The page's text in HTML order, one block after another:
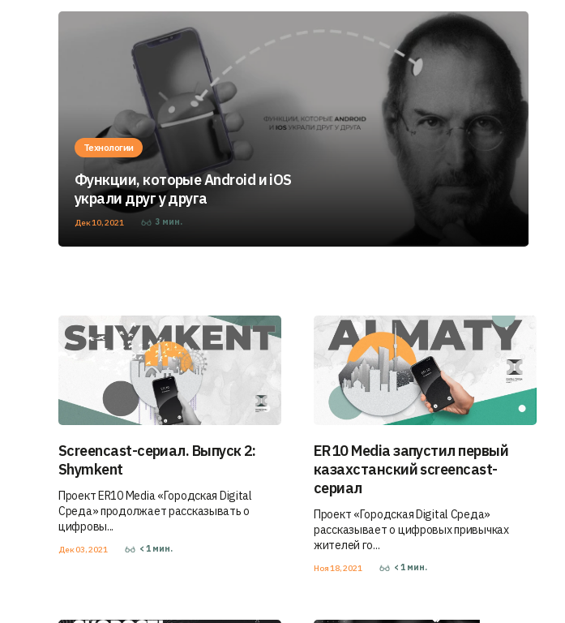
Технологии
Функции, которые Android и iOS
украли друг у друга
Дек 10, 2021 3 мин.
Screencast-сериал. Выпуск 2:
Shymkent
Проект ER10 Media «Городская Digital
Среда» продолжает рассказывать о
цифровы...
Дек 03, 2021 < 1 мин.
ER10 Media запустил первый
казахстанский screencast-
сериал
Проект «Городская Digital Среда»
рассказывает о цифровых привычках
жителей го...
Ноя 18, 2021 < 1 мин.